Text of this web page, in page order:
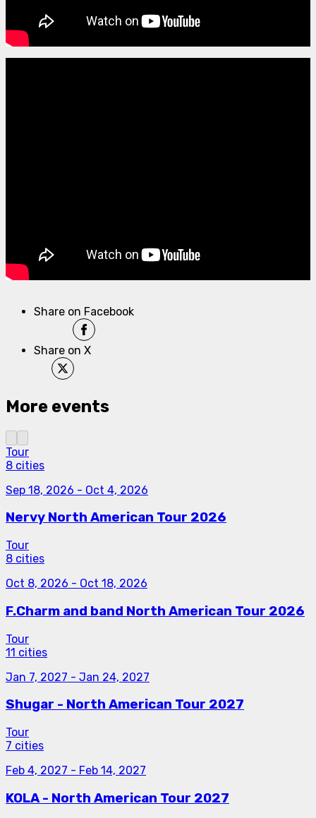
Share on Facebook
Share on X
More events
Tour
8 cities
Sep 18, 2026 - Oct 4, 2026
Nervy North American Tour 2026
Tour
8 cities
Oct 8, 2026 - Oct 18, 2026
F.Charm and band North American Tour 2026
Tour
11 cities
Jan 7, 2027 - Jan 24, 2027
Shugar - North American Tour 2027
Tour
7 cities
Feb 4, 2027 - Feb 14, 2027
KOLA - North American Tour 2027